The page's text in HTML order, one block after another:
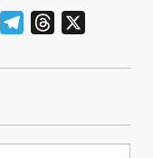
MessengerTelegramThreads